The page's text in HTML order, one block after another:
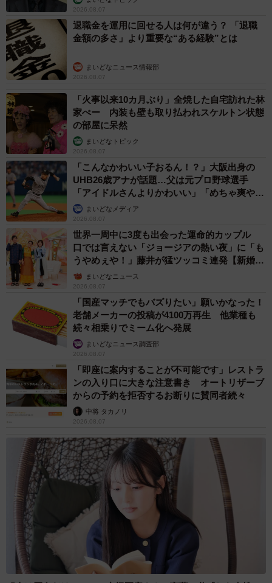
2026.08.07
退職金を運用に回せる人は何が違う？ 「退職
金額の多さ」より重要な“ある経験”とは
まいどなニュース情報部
2026.08.07
「火事以来10カ月ぶり」全焼した自宅訪れた林
家ぺー 内装も壁も取り払われスケルトン状態
の部屋に呆然
まいどなトピック
2026.08.07
「こんなかわいい子おるん！？」大阪出身の
UHB26歳アナが話題…父は元プロ野球選手
「アイドルさんよりかわいい」「めちゃ爽や
か」まいどなメディア
2026.08.07
世界一周中に3度も出会った運命的カップル
口では言えない「ジョージアの熱い夜」に「も
うやめぇや！」藤井が猛ツッコミ連発【新婚さ
ん】まいどなニュース
2026.08.07
「国産マッチでもバズりたい」願いかなった！
老舗メーカーの投稿が4100万再生 他業種も
続々相乗りでミーム化へ発展
まいどなニュース調査部
2026.08.07
「即座に案内することが不可能です」レストラ
ンの入り口に大きな注意書き オートリザーブ
からの予約を拒否するお断りに賛同者続々
中将 タカノリ
2026.08.07